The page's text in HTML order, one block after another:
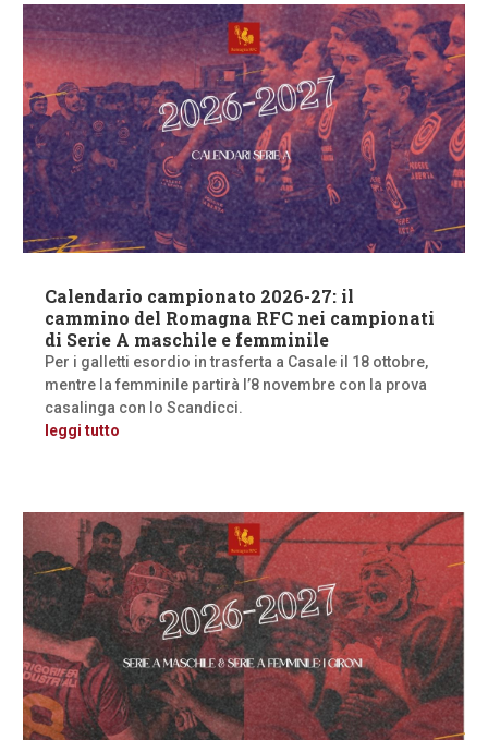
Calendario campionato 2026-27: il
cammino del Romagna RFC nei campionati
di Serie A maschile e femminile
Per i galletti esordio in trasferta a Casale il 18 ottobre,
mentre la femminile partirà l’8 novembre con la prova
casalinga con lo Scandicci.
leggi tutto